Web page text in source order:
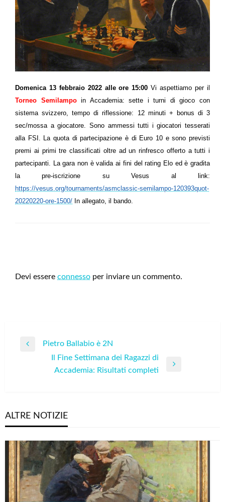
Domenica 13 febbraio 2022 alle ore 15:00 Vi aspettiamo per il
Torneo Semilampoin Accademia: sette i turni di gioco con
sistema svizzero, tempo di riflessione: 12 minuti + bonus di 3
sec/mossa a giocatore. Sono ammessi tutti i giocatori tesserati
alla FSI. La quota di partecipazione è di Euro 10 e sono previsti
premi ai primi tre classificati oltre ad un rinfresco offerto a tutti i
partecipanti. La gara non è valida ai fini del rating Elo ed è gradita
la pre-iscrizione su Vesus al link:
https://vesus.org/tournaments/asmclassic-semilampo-120393quot-
20220220-ore-1500/ In allegato, il bando.
Devi essere connesso per inviare un commento.
Navigazione
Pietro Ballabio è 2N
Il Fine Settimana dei Ragazzi di
Accademia: Risultati completi
ALTRE NOTIZIE